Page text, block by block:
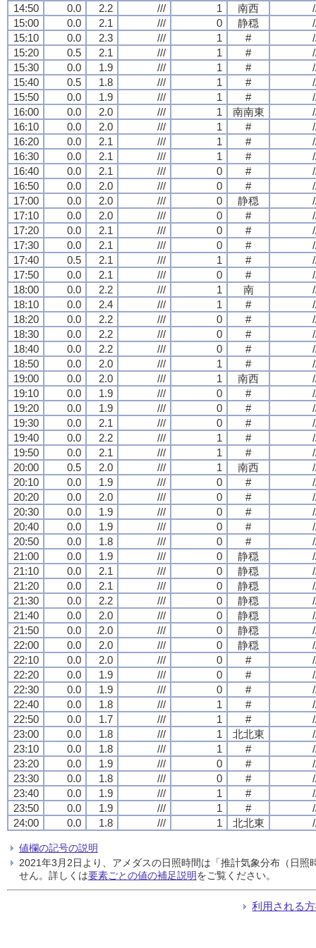
14:50 0.0 2.2 /// 1 南西
15:00
0.0 2.1 /// 0 静穏
15:10
0.0 2.3 /// 1 #
15:20
0.5 2.1 /// 1 #
15:30
0.0 1.9 /// 1 #
15:40
0.5 1.8 /// 1 #
15:50
0.0 1.9 /// 1 #
16:00
0.0 2.0 /// 1 南南東
16:10
0.0 2.0 /// 1 #
16:20
0.0 2.1 /// 1 #
16:30
0.0 2.1 /// 1 #
16:40
0.0 2.1 /// 0 #
16:50
0.0 2.0 /// 0 #
17:00
0.0 2.0 /// 0 静穏
17:10
0.0 2.0 /// 0 #
17:20
0.0 2.1 /// 0 #
17:30
0.0 2.1 /// 0 #
17:40
0.5 2.1 /// 1 #
17:50
0.0 2.1 /// 0 #
18:00
0.0 2.2 /// 1 南
18:10
0.0 2.4 /// 1 #
18:20
0.0 2.2 /// 0 #
18:30
0.0 2.2 /// 0 #
18:40
0.0 2.2 /// 0 #
18:50
0.0 2.0 /// 1 #
19:00
0.0 2.0 /// 1 南西
19:10
0.0 1.9 /// 0 #
19:20
0.0 1.9 /// 0 #
19:30
0.0 2.1 /// 0 #
19:40
0.0 2.2 /// 1 #
19:50
0.0 2.1 /// 1 #
20:00
0.5 2.0 /// 1 南西
20:10
0.0 1.9 /// 0 #
20:20
0.0 2.0 /// 0 #
20:30
0.0 1.9 /// 0 #
20:40
0.0 1.9 /// 0 #
20:50
0.0 1.8 /// 0 #
21:00
0.0 1.9 /// 0 静穏
21:10
0.0 2.1 /// 0 静穏
21:20
0.0 2.1 /// 0 静穏
21:30
0.0 2.2 /// 0 静穏
21:40
0.0 2.0 /// 0 静穏
21:50
0.0 2.0 /// 0 静穏
22:00
0.0 2.0 /// 0 静穏
22:10
0.0 2.0 /// 0 #
22:20
0.0 1.9 /// 0 #
22:30
0.0 1.9 /// 0 #
22:40
0.0 1.8 /// 1 #
22:50
0.0 1.7 /// 1 #
23:00
0.0 1.8 /// 1 北北東
23:10
0.0 1.8 /// 1 #
23:20
0.0 1.9 /// 0 #
23:30
0.0 1.8 /// 0 #
23:40
0.0 1.9 /// 1 #
23:50
0.0 1.9 /// 1 #
24:00
0.0 1.8 /// 1 北北東
値欄の記号の説明
2021年3月2日より、アメダスの日照時間は「推計気象分布（日
せん。詳しくは要素ごとの値の補足説明をご覧ください。
利用される